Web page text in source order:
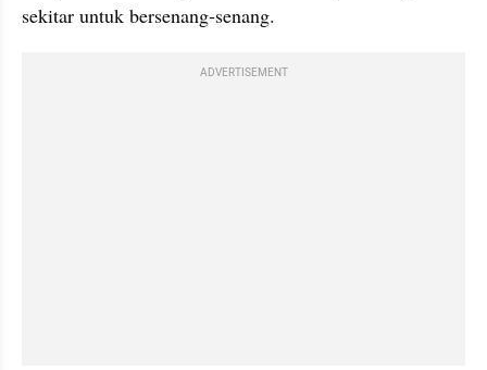
sekitar untuk bersenang-senang.
ADVERTISEMENT